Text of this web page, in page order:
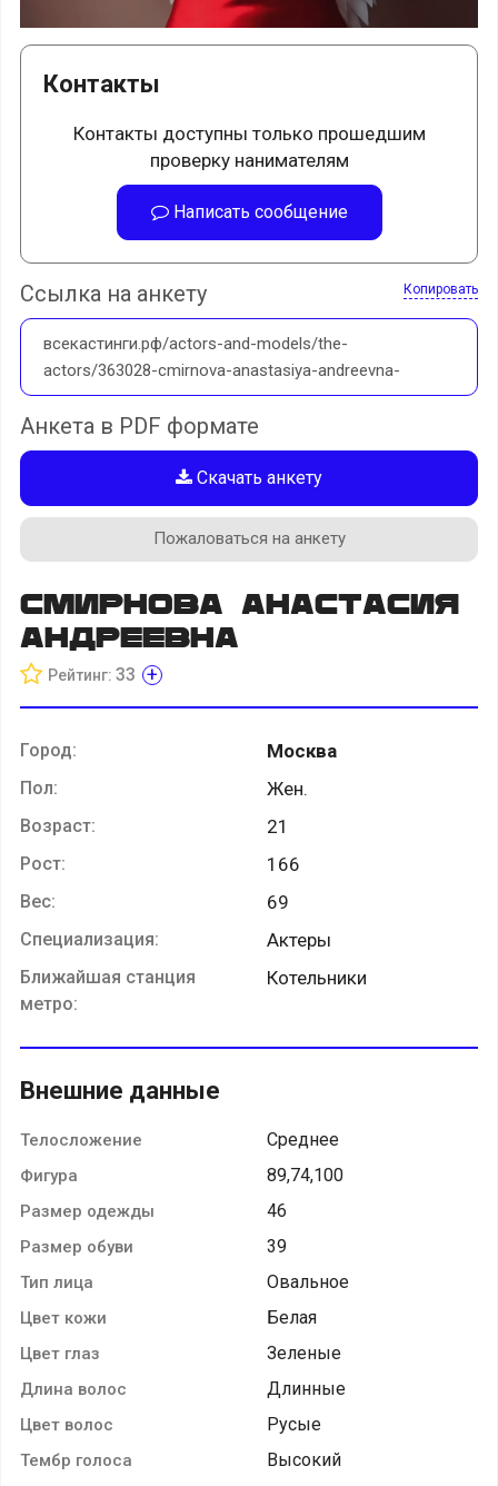
Контакты
Контакты доступны только прошедшим
проверку нанимателям
Написать сообщение
Ссылка на анкету Копировать
всекастинги.рф/actors-and-models/the-
actors/363028-cmirnova-anastasiya-andreevna-
Анкета в PDF формате
Скачать анкету
Пожаловаться на анкету
Cмирнова Анастасия
Андреевна
Рейтинг: 33 +
Город: Москва
Пол: Жен.
Возраст: 21
Рост: 166
Вес: 69
Специализация: Актеры
Ближайшая станция
метро:
Котельники
Внешние данные
Телосложение Среднее
Фигура 89,74,100
Размер одежды 46
Размер обуви 39
Тип лица Овальное
Цвет кожи Белая
Цвет глаз Зеленые
Длина волос Длинные
Цвет волос Русые
Тембр голоса Высокий